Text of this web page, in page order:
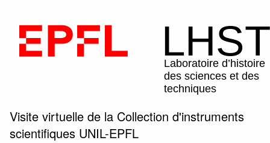
Visite virtuelle de la Collection d'instruments
scientifiques UNIL-EPFL